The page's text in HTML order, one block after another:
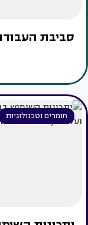
סביבת
חומרים וטכנולוגיות